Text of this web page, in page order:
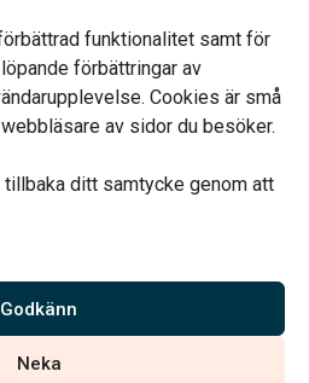
funktionalitet samt för
förbättringar av
Cookies är små
av sidor du besöker.
tillbaka ditt samtycke genom att
Godkänn
Neka
en tid.
dig med familjejuridiken –
Begravningsbyråers Förbund och
utbildning, kvalitet, miljö och arbetsmiljö.